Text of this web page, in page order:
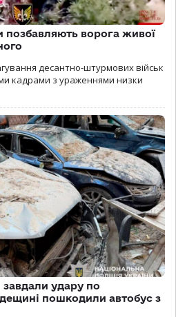
позбавляють ворога живої
десантно-штурмових військ
кадрами з ураженнями низки
удару по
пошкодили автобус з